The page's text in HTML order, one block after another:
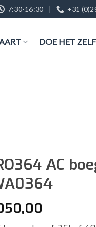
7:30-16:30 +31
DOE HET ZELF
AC
prijs